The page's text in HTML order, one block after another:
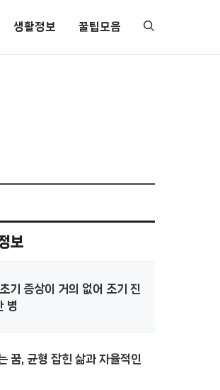
생활정보 꿀팁모음
보
기 증상이 거의 없어 조기 진
병
꿈, 균형 잡힌 삶과 자율적인